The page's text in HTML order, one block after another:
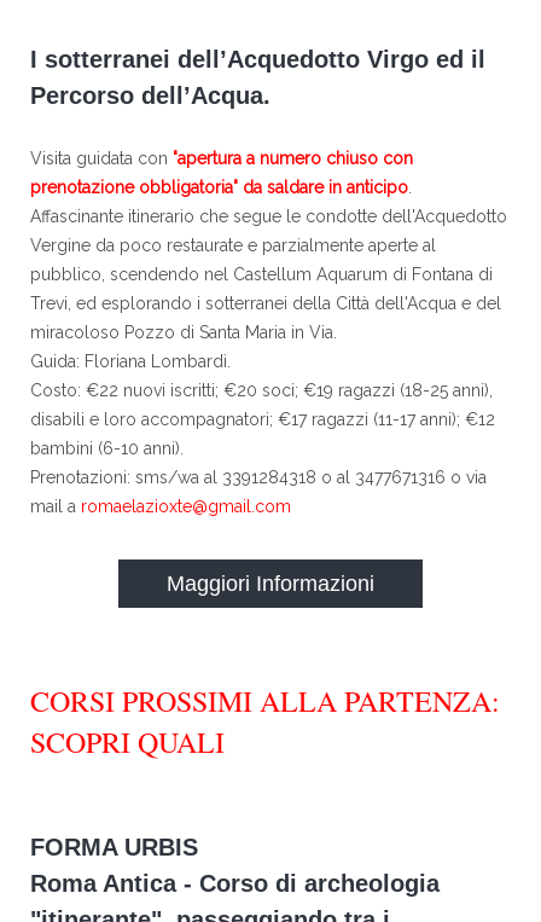
I sotterranei dell’Acquedotto Virgo ed il
Percorso dell’Acqua.
Visita guidata con "apertura a numero chiuso con
prenotazione obbligatoria" da saldare in anticipo.
Affascinante itinerario che segue le condotte dell'Acquedotto
Vergine da poco restaurate e parzialmente aperte al
pubblico, scendendo nel Castellum Aquarum di Fontana di
Trevi, ed esplorando i sotterranei della Città dell'Acqua e del
miracoloso Pozzo di Santa Maria in Via.
Guida: Floriana Lombardi.
Costo: €22 nuovi iscritti; €20 soci; €19 ragazzi (18-25 anni),
disabili e loro accompagnatori; €17 ragazzi (11-17 anni); €12
bambini (6-10 anni).
Prenotazioni: sms/wa al 3391284318 o al 3477671316 o via
mail a romaelazioxte@gmail.com
Maggiori Informazioni
CORSI PROSSIMI ALLA PARTENZA:
SCOPRI QUALI
FORMA URBIS
Roma Antica - Corso di archeologia